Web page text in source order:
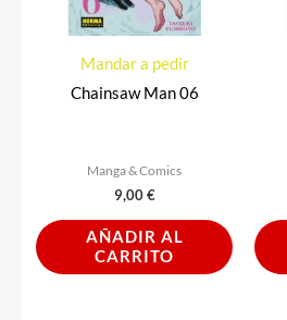
Mandar a pedir
Chainsaw Man 06
Manga & Comics
9,00€
AÑADIR AL
CARRITO